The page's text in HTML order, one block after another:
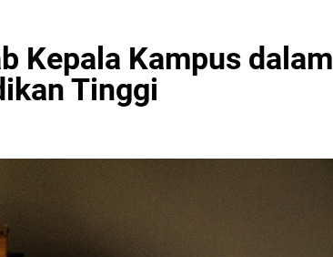
Kepala Kampus dalam
Tinggi